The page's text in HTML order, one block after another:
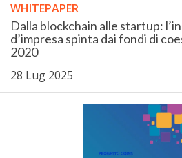
WHITEPAPER
Dalla blockchain alle startup:
d’impresa spinta dai fondi di
2020
28 Lug 2025